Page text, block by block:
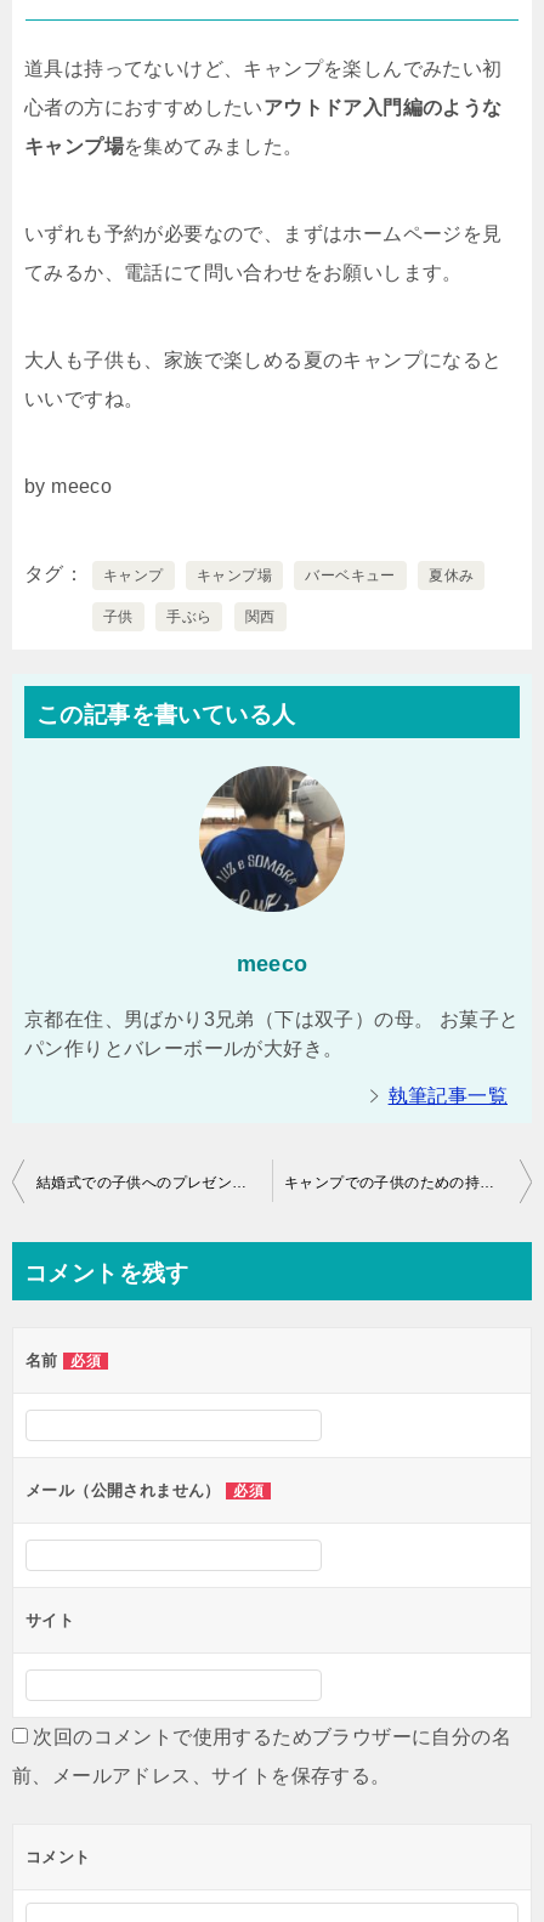
道具は持ってないけど、キャンプを楽しんでみたい初
心者の方におすすめしたいアウトドア入門編のような
キャンプ場を集めてみました。
いずれも予約が必要なので、まずはホームページを見
てみるか、電話にて問い合わせをお願いします。
大人も子供も、家族で楽しめる夏のキャンプになると
いいですね。
by meeco
タグ キャンプ キャンプ場 バーベキュー 夏休み
子供 手ぶら 関西
この記事を書いている人
meeco
京都在住、男ばかり3兄弟（下は双子）の母。 お菓子と
パン作りとバレーボールが大好き。
執筆記事一覧
投
ビ
ー
シ
ン
結婚式での子供へのプレゼント 子供も楽しめる披露宴！ キャンプでの子供のための持ちものは？ おすすめグッズ５選！
コメントを残す
名前 必須
メール（公開されません） 必須
サイト
次回のコメントで使用するためブラウザーに自分の名
前、メールアドレス、サイトを保存する。
コメント